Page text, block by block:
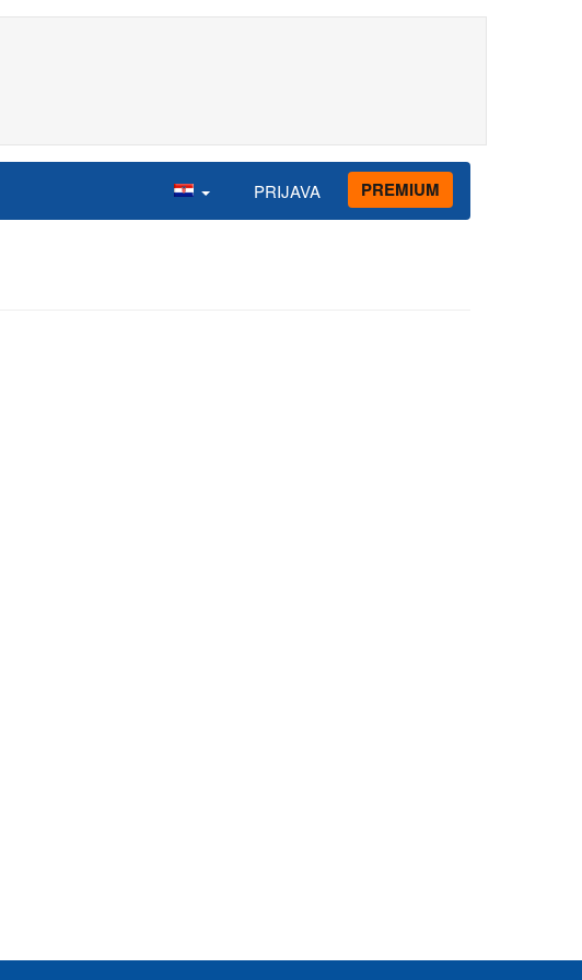
PRIJAVA PREMIUM